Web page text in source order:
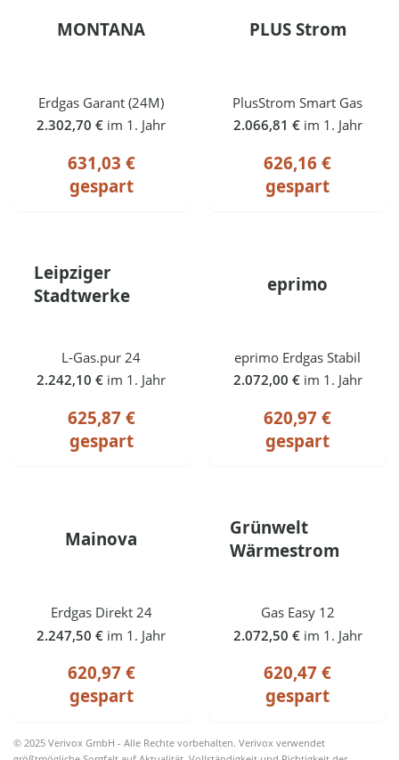
MONTANA
Erdgas Garant (24M)
2.302,70 € im 1. Jahr
631,03 €
gespart
PLUS Strom
PlusStrom Smart Gas
2.066,81 € im 1. Jahr
626,16 €
gespart
Leipziger
Stadtwerke
L-Gas.pur 24
2.242,10 € im 1. Jahr
625,87 €
gespart
eprimo
eprimo Erdgas Stabil
2.072,00 € im 1. Jahr
620,97 €
gespart
Mainova
Erdgas Direkt 24
2.247,50 € im 1. Jahr
620,97 €
gespart
Grünwelt
Wärmestrom
Gas Easy 12
2.072,50 € im 1. Jahr
620,47 €
gespart
© 2025 Verivox GmbH - Alle Rechte vorbehalten. Verivox verwendet